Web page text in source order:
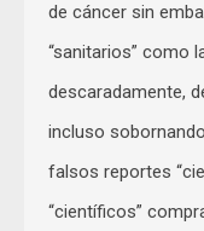
de cáncer sin
“sanitarios” como
descaradamente,
incluso
falsos reportes
“científicos”